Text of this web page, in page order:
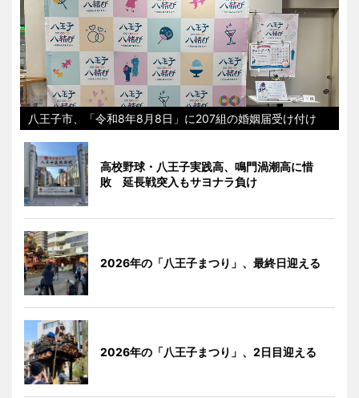
八王子市、「令和8年8月8日」に207組の婚姻届受け付け
高校野球・八王子実践高、鳴門渦潮高に惜
敗 延長戦突入もサヨナラ負け
2026年の「八王子まつり」、最終日迎える
2026年の「八王子まつり」、2日目迎える